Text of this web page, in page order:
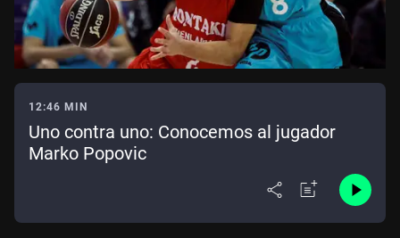
12:46 MIN
Uno contra uno: Conocemos al jugador
Marko Popovic